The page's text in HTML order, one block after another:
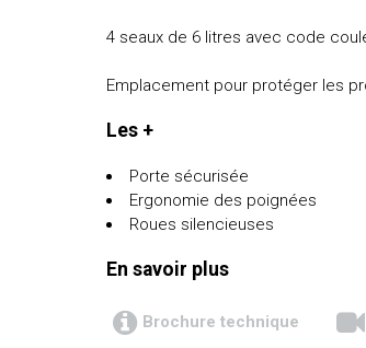
4 seaux de 6 litres avec code
Emplacement pour protéger les
Les +
Porte sécurisée
Ergonomie des poignées
Roues silencieuses
En savoir plus
Brochure technique